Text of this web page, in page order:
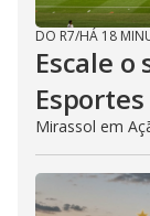
DO R7/HÁ 18
Escale
Esportes
Mirassol em